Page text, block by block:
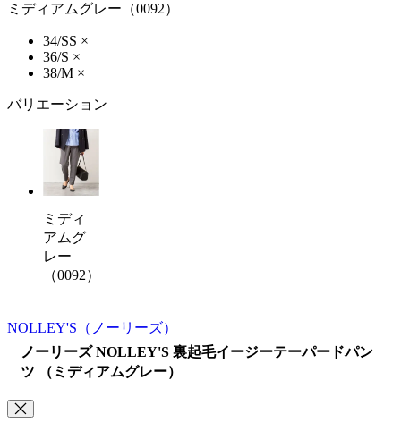
ミディアムグレー（0092）
34/SS ×
36/S ×
38/M ×
バリエーション
ミディ
アムグ
レー
（0092）
NOLLEY'S （ノーリーズ）
ノーリーズ NOLLEY'S 裏起毛イージーテーパードパン
ツ （ミディアムグレー）